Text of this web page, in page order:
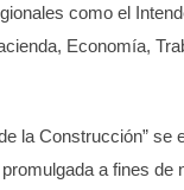
como el
Economía,
la Construcción” se
a fines de